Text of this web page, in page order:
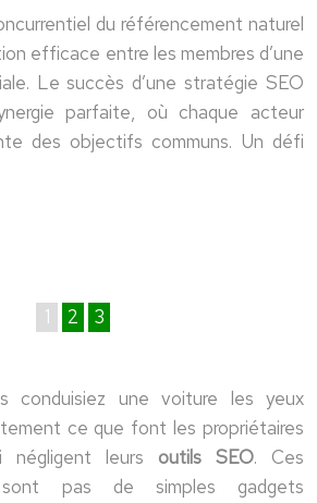
du référencement naturel
efficace entre les membres d’une
Le succès d’une stratégie SEO
parfaite, où chaque acteur
des objectifs communs. Un défi
1 2 3
conduisiez une voiture les yeux
ce que font les propriétaires
leurs outils SEO. Ces
pas de simples gadgets